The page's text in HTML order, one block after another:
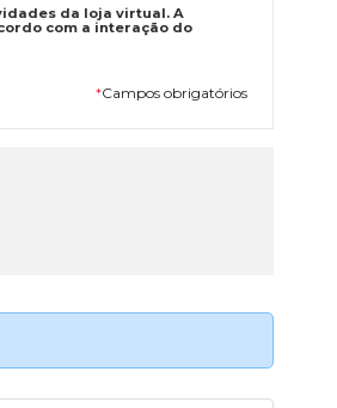
da loja virtual. A
com a interação do
*Campos obrigatórios